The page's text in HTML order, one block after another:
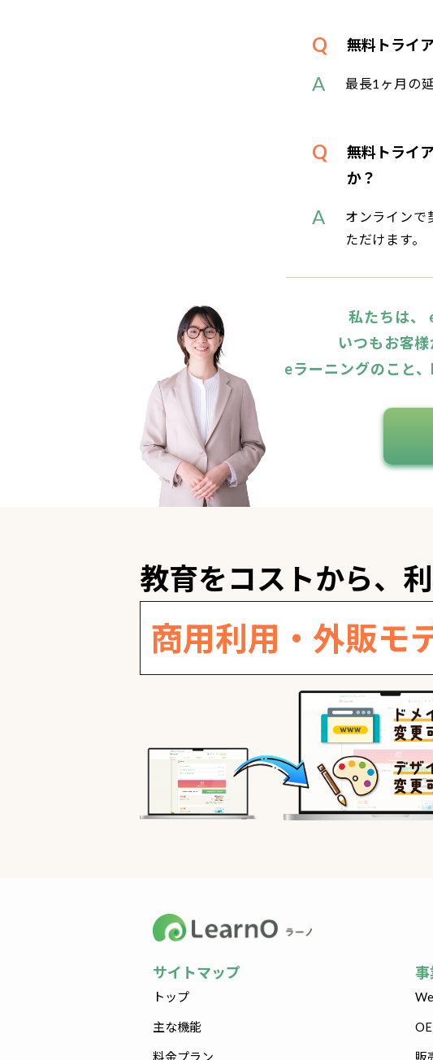
無料トライ
最長1ヶ月の
無料トライ
か？
オンラインで
ただけます。
私たちは、
いつもお客
eラーニングのこと
教育をコストから、
商用利用・外販モ
サイトマップ
トップ
主な機能
事